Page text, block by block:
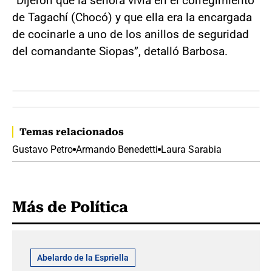
de Tagachí (Chocó) y que ella era la encargada
de cocinarle a uno de los anillos de seguridad
del comandante Siopas”, detalló Barbosa.
Temas relacionados
Gustavo Petro Armando Benedetti Laura Sarabia
Más de Política
Abelardo de la Espriella